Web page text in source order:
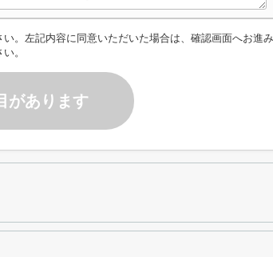
い。左記内容に同意いただいた場合は、確認画面へお進
い。
があります